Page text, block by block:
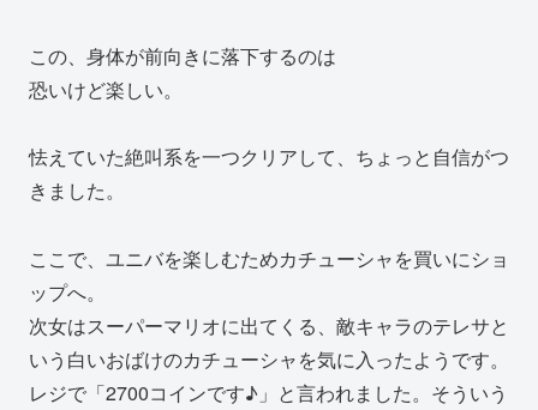
この、身体が前向きに落下するのは
恐いけど楽しい。
怯えていた絶叫系を一つクリアして、ちょっと自信がつ
きました。
ここで、ユニバを楽しむためカチューシャを買いにショ
ップへ。
次女はスーパーマリオに出てくる、敵キャラのテレサと
いう白いおばけのカチューシャを気に入ったようです。
レジで「2700コインです♪」と言われました。そういう